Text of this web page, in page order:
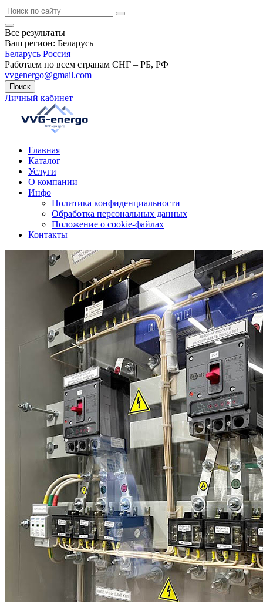
Все результаты
Ваш регион: Беларусь
Беларусь Россия
Работаем по всем странам СНГ – РБ, РФ
vvgenergo@gmail.com
Поиск
Личный кабинет
Главная
Каталог
Услуги
О компании
Инфо
Политика конфиденциальности
Обработка персональных данных
Положение о cookie-файлах
Контакты